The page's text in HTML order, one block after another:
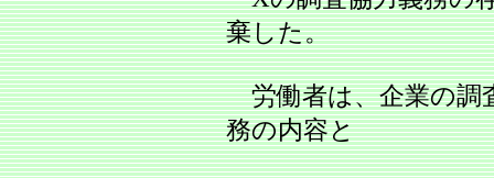
棄した。
労働者は、企業の調
務の内容と